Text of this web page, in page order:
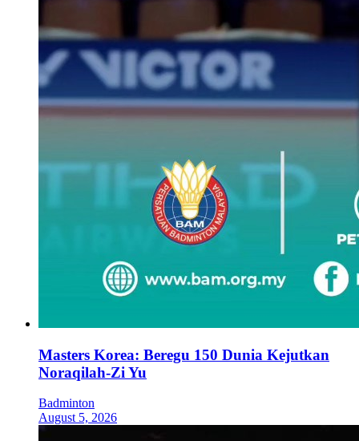
Masters Korea: Beregu 150 Dunia Kejutkan
Noraqilah-Zi Yu
Badminton
August 5, 2026